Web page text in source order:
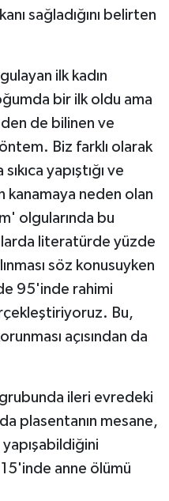
sağladığını belirten
ilk kadın
bir ilk oldu ama
de bilinen ve
Biz farklı olarak
yapıştığı ve
kanamaya neden olan
olgularında bu
literatürde yüzde
söz konusuyken
95'inde rahimi
Bu,
açısından da
ileri evredeki
plasentanın mesane,
anne ölümü